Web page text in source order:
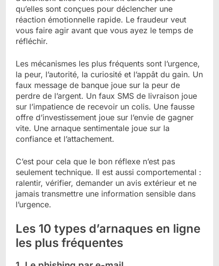
qu’elles sont conçues pour déclencher une
réaction émotionnelle rapide. Le fraudeur veut
vous faire agir avant que vous ayez le temps de
réfléchir.
Les mécanismes les plus fréquents sont l’urgence,
la peur, l’autorité, la curiosité et l’appât du gain. Un
faux message de banque joue sur la peur de
perdre de l’argent. Un faux SMS de livraison joue
sur l’impatience de recevoir un colis. Une fausse
offre d’investissement joue sur l’envie de gagner
vite. Une arnaque sentimentale joue sur la
confiance et l’attachement.
C’est pour cela que le bon réflexe n’est pas
seulement technique. Il est aussi comportemental :
ralentir, vérifier, demander un avis extérieur et ne
jamais transmettre une information sensible dans
l’urgence.
Les 10 types d’arnaques en ligne
les plus fréquentes